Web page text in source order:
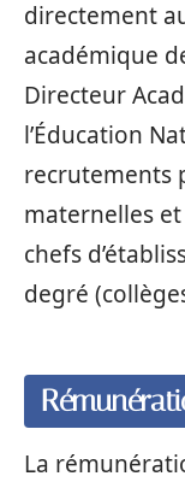
directement
académique
Directeur
l’Éducation
recrutements
maternelles
chefs
degré
La